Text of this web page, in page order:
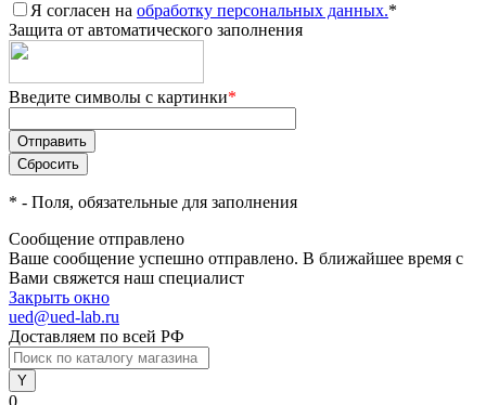
Я согласен на обработку персональных данных.*
Защита от автоматического заполнения
Введите символы с картинки*
* - Поля, обязательные для заполнения
Сообщение отправлено
Ваше сообщение успешно отправлено. В ближайшее время с
Вами свяжется наш специалист
Закрыть окно
ued@ued-lab.ru
Доставляем по всей РФ
0